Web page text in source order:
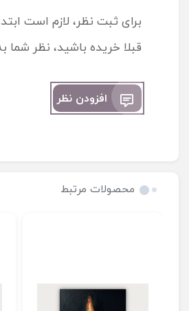
برای ثبت نظر، لازم است
قبلا خریده باشید، نظر
افزودن نظر
محصولات مرتبط